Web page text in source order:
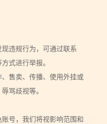
违规行为，可通过联系
式进行举报。
售卖、传播、使用外挂或
骂歧视等。
号，我们将视影响范围和